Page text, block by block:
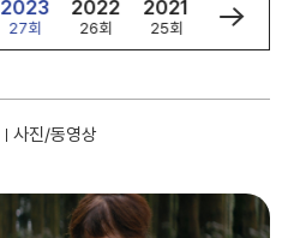
2023
27회
2022
26회
2021
25회
2020
24회
사진/동영상